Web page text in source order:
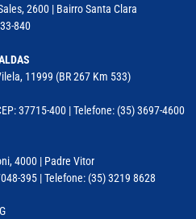
2600 | Bairro Santa Clara
840
11999 (BR 267 Km 533)
37715-400 | Telefone: (35) 3697-4600
4000 | Padre Vitor
395 | Telefone: (35) 3219 8628